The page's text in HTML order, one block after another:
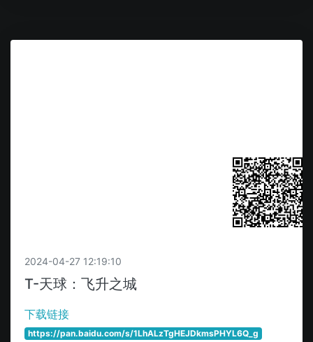
2024-04-27 12:19:10
T-天球：飞升之城
下载链接
https://pan.baidu.com/s/1LhALzTgHEJDkmsPHYL6Q_g